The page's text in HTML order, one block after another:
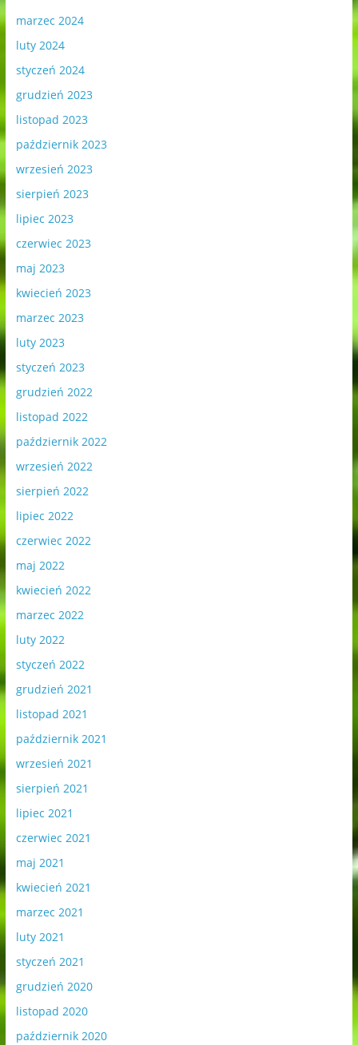
marzec 2024
luty 2024
styczeń 2024
grudzień 2023
listopad 2023
październik 2023
wrzesień 2023
sierpień 2023
lipiec 2023
czerwiec 2023
maj 2023
kwiecień 2023
marzec 2023
luty 2023
styczeń 2023
grudzień 2022
listopad 2022
październik 2022
wrzesień 2022
sierpień 2022
lipiec 2022
czerwiec 2022
maj 2022
kwiecień 2022
marzec 2022
luty 2022
styczeń 2022
grudzień 2021
listopad 2021
październik 2021
wrzesień 2021
sierpień 2021
lipiec 2021
czerwiec 2021
maj 2021
kwiecień 2021
marzec 2021
luty 2021
styczeń 2021
grudzień 2020
listopad 2020
październik 2020